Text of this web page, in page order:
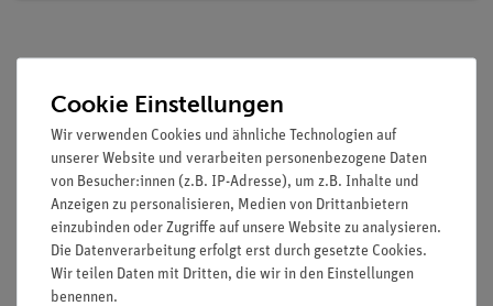
Prinzip
Pufferlösungen bestehen aus schwachen Säuren und ihren
konjugierten Basen. Die Säuren neutralisieren Hydroxid-
Ionen, die Basen hingegen die Oxonium-Ionen. Pufferlösungen
lassen sich herstellen, indem man eine äquimolare Mischung
aus schwachen Säuren mit ihrem Salz (z.B. Essigsäure und
Cookie Einstellungen
Wir verwenden Cookies und ähnliche Technologien auf
unserer Website und verarbeiten personenbezogene Daten
von Besucher:innen (z.B. IP-Adresse), um z.B. Inhalte und
Anzeigen zu personalisieren, Medien von Drittanbietern
einzubinden oder Zugriffe auf unsere Website zu analysieren.
Die Datenverarbeitung erfolgt erst durch gesetzte Cookies.
Wir teilen Daten mit Dritten, die wir in den Einstellungen
benennen.